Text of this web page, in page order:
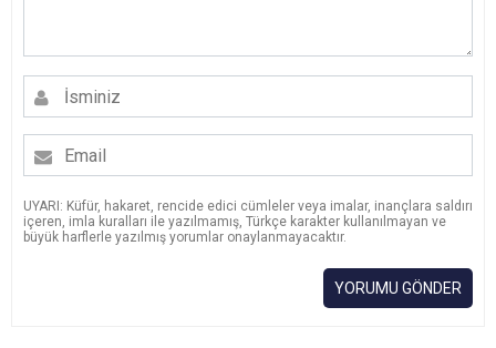
UYARI: Küfür, hakaret, rencide edici cümleler veya imalar, inançlara saldırı
içeren, imla kuralları ile yazılmamış, Türkçe karakter kullanılmayan ve
büyük harflerle yazılmış yorumlar onaylanmayacaktır.
YORUMU GÖNDER